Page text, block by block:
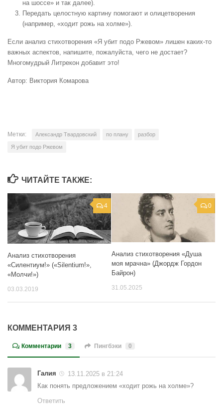
на шоссе» и так далее).
Передать целостную картину помогают и олицетворения
(например, «ходит рожь на холме»).
Если анализ стихотворения «Я убит подо Ржевом» лишен каких-то
важных аспектов, напишите, пожалуйста, чего не достает?
Многомудрый Литрекон добавит это!
Автор: Виктория Комарова
Метки: Александр Твардовский по плану разбор
Я убит подо Ржевом
ЧИТАЙТЕ ТАКЖЕ:
4
Анализ стихотворения
«Силентиум!» («Silentium!»,
«Молчи!»)
03.03.2019
0
Анализ стихотворения «Душа
моя мрачна» (Джордж Гордон
Байрон)
31.05.2025
КОММЕНТАРИЯ 3
Комментарии 3 Пингбэки 0
Галия
13.11.2025 в 21:24
Как понять предложением «ходит рожь на холме»?
Ответить